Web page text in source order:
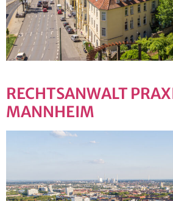
RECHTSANWALT
MANNHEIM